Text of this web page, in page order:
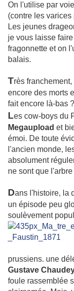
On l'utilise par
(contre les
Les jeunes
je vous laisse
fragonnette et on
balais.
Très
encore des morts
fait encore là-bas ?
Les cow-boys du
Megaupload et
émoi. De toute
l'ancien monde,
absolument
ne sont que
Dans l'histoire, la
un épisode peu
soulèvement
prussiens. une
Gustave
foule rassemblée